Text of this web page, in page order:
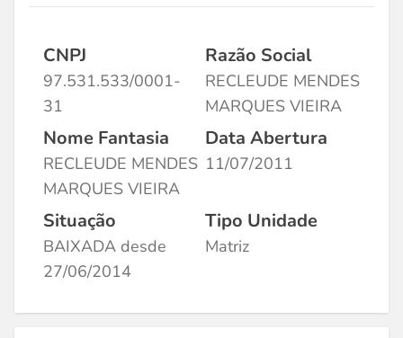
CNPJ
97.531.533/0001-
31
Razão Social
RECLEUDE MENDES
MARQUES VIEIRA
Nome Fantasia
RECLEUDE MENDES
MARQUES VIEIRA
Data Abertura
11/07/2011
Situação
BAIXADA desde
27/06/2014
Tipo Unidade
Matriz